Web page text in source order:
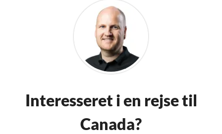
Interesseret i en rejse til
Canada?